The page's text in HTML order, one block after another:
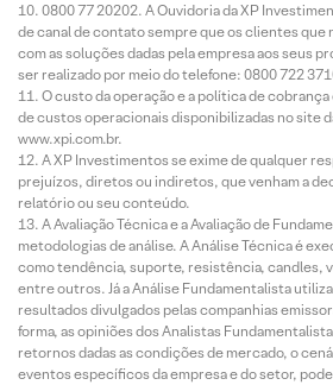
0800 77 20202. A Ouvidoria da XP
de canal de contato sempre que os clientes que
com as soluções dadas pela empresa aos seus
ser realizado por meio do telefone: 0800 722
O custo da operação e a política de
de custos operacionais disponibilizadas no site
www.xpi.com.br.
A XP Investimentos se exime de qualquer
prejuízos, diretos ou indiretos, que venham a
relatório ou seu conteúdo.
A Avaliação Técnica e a Avaliação de
metodologias de análise. A Análise Técnica é
como tendência, suporte, resistência, candles,
entre outros. Já a Análise Fundamentalista
resultados divulgados pelas companhias
forma, as opiniões dos Analistas
retornos dadas as condições de mercado, o
eventos específicos da empresa e do setor,